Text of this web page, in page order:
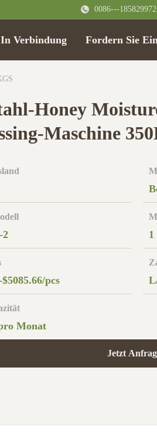
0086---
Verbindung Fordern Sie
Honey
Maschine
2 1
pcs
Monat
Jetzt